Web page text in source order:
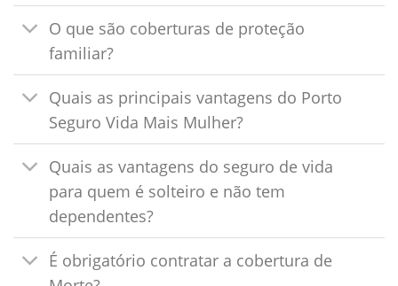
O que são coberturas de proteção
familiar?
Quais as principais vantagens do Porto
Seguro Vida Mais Mulher?
Quais as vantagens do seguro de vida
para quem é solteiro e não tem
dependentes?
É obrigatório contratar a cobertura de